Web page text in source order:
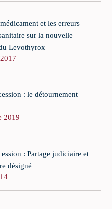
et les erreurs
sur la nouvelle
Levothyrox
: le détournement
2019
: Partage judiciaire et
désigné